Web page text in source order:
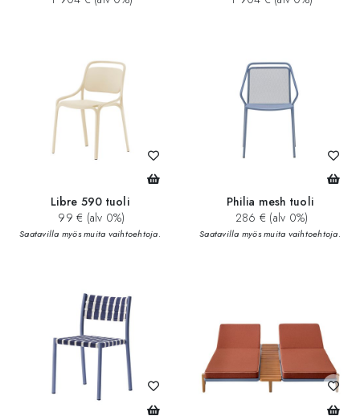
Libre 590 tuoli
99 € (alv 0%)
Saatavilla myös muita vaihtoehtoja.
Philia mesh tuoli
286 € (alv 0%)
Saatavilla myös muita vaihtoehtoja.